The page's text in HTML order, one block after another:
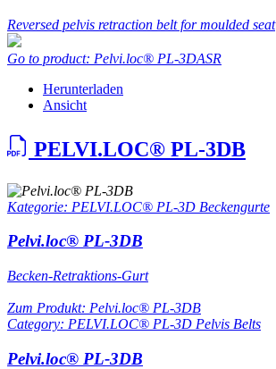
Reversed pelvis retraction belt for moulded seat
Go to product: Pelvi.loc® PL-3DASR
Herunterladen
Ansicht
PELVI.LOC® PL-3DB
Kategorie: PELVI.LOC® PL-3D Beckengurte
Pelvi.loc® PL-3DB
Becken-Retraktions-Gurt
Zum Produkt: Pelvi.loc® PL-3DB
Category: PELVI.LOC® PL-3D Pelvis Belts
Pelvi.loc® PL-3DB